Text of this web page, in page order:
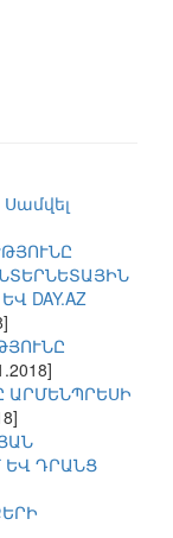
DAY.AZ
ԱՐՄԵՆՊՐԵՍԻ
ԵՎ ԴՐԱՆՑ